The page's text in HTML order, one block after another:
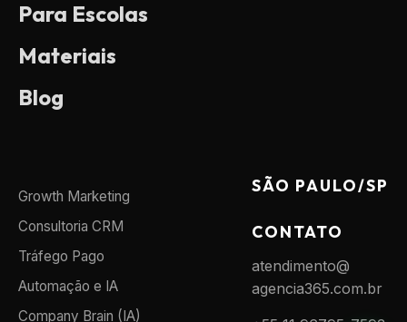
Para Escolas
Materiais
Blog
Growth Marketing
Consultoria CRM
Tráfego Pago
Automação e IA
Company Brain (IA)
SÃO PAULO/SP
CONTATO
atendimento@
agencia365.com.br